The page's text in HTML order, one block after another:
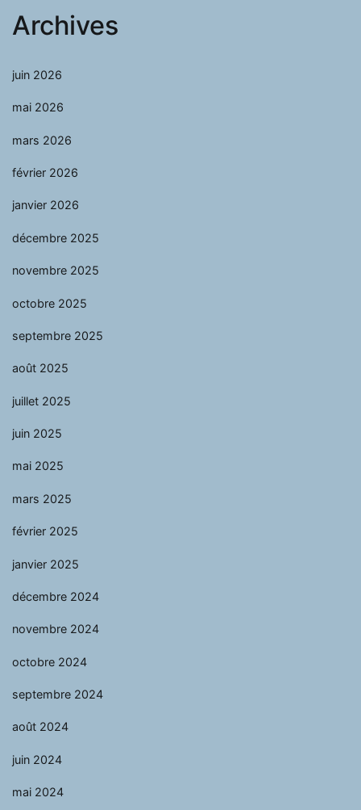
Archives
juin 2026
mai 2026
mars 2026
février 2026
janvier 2026
décembre 2025
novembre 2025
octobre 2025
septembre 2025
août 2025
juillet 2025
juin 2025
mai 2025
mars 2025
février 2025
janvier 2025
décembre 2024
novembre 2024
octobre 2024
septembre 2024
août 2024
juin 2024
mai 2024